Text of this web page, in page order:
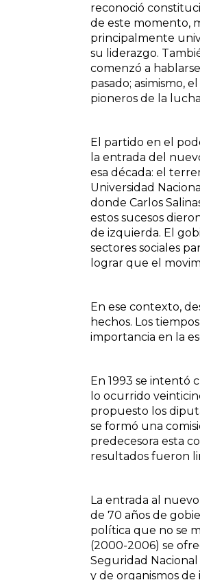
reconoció
de este momento,
principalmente
su liderazgo.
comenzó a
pasado; asimismo,
pioneros de la
El partido en el
la entrada del
esa década: el
Universidad
donde Carlos
estos sucesos
de izquierda. El
sectores sociales
lograr que el
En ese contexto,
hechos. Los
importancia en la
En 1993 se intentó
lo ocurrido
propuesto los
se formó una
predecesora esta
resultados fueron
La entrada al
de 70 años de
política que no se
(2000-2006) se
Seguridad
y de organismos